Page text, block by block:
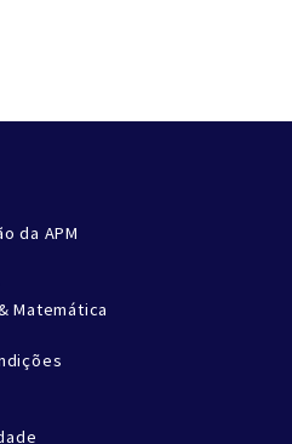
da APM
Matemática